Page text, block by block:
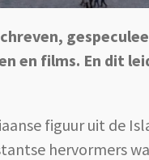
en films. En dit
figuur uit de
hervormers